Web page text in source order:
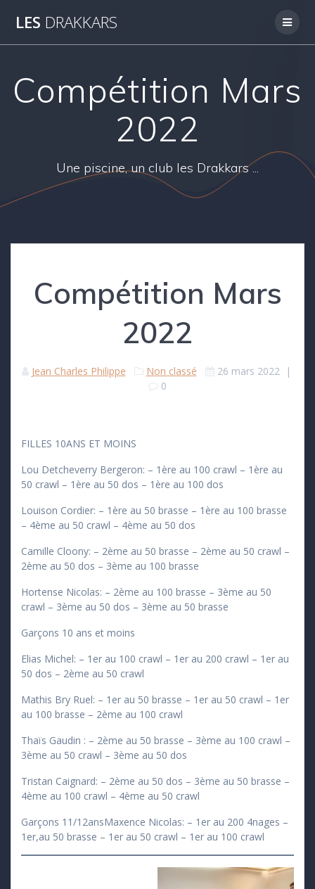
LES DRAKKARS
Compétition Mars
2022
Une piscine, un club les Drakkars ...
Compétition Mars
2022
Jean Charles Philippe Non classé 26 mars 2022 |
0
FILLES 10ANS ET MOINS
Lou Detcheverry Bergeron: – 1ère au 100 crawl – 1ère au
50 crawl – 1ère au 50 dos – 1ère au 100 dos
Louison Cordier: – 1ère au 50 brasse – 1ère au 100 brasse
– 4ème au 50 crawl – 4ème au 50 dos
Camille Cloony: – 2ème au 50 brasse – 2ème au 50 crawl –
2ème au 50 dos – 3ème au 100 brasse
Hortense Nicolas: – 2ème au 100 brasse – 3ème au 50
crawl – 3ème au 50 dos – 3ème au 50 brasse
Garçons 10 ans et moins
Elias Michel: – 1er au 100 crawl – 1er au 200 crawl – 1er au
50 dos – 2ème au 50 crawl
Mathis Bry Ruel: – 1er au 50 brasse – 1er au 50 crawl – 1er
au 100 brasse – 2ème au 100 crawl
Thaïs Gaudin : – 2ème au 50 brasse – 3ème au 100 crawl –
3ème au 50 crawl – 3ème au 50 dos
Tristan Caignard: – 2ème au 50 dos – 3ème au 50 brasse –
4ème au 100 crawl – 4ème au 50 crawl
Garçons 11/12ansMaxence Nicolas: – 1er au 200 4nages –
1er,au 50 brasse – 1er au 50 crawl – 1er au 100 crawl